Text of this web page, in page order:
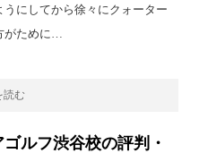
にしてから徐々にクォーター
がために…
読む
ルフ渋谷校の評判・